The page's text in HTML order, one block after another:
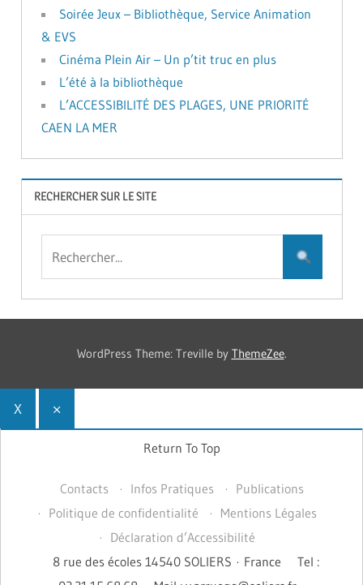
Soirée Jeux – Bibliothèque, Service Animation
& EVS
Cinéma Plein Air – Un p’tit truc en plus
L’été à la bibliothèque
L’ACCESSIBILITÉ DES PLAGES, UNE PRIORITÉ
CAEN LA MER
RECHERCHER SUR LE SITE
WordPress Theme: Treville by ThemeZee.
X ×
Return To Top
Contacts Infos Pratiques
Publications
Politique de confidentialité
Mentions Légales
Déclaration d’Accessibilité
8 rue des écoles 14540 SOLIERS · France
Tel :